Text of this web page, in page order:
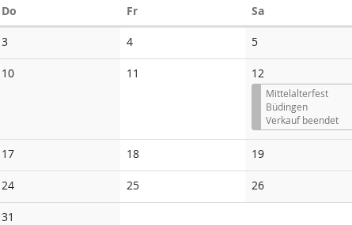
Do FrFreitag SaSamstag
3Keine
Veranstaltungen
4Keine
Veranstaltungen
5Keine
Veranstaltungen
10Keine
11 12
Mittelalterfest
Büdingen
Verkauf beendet
17Keine
Veranstaltungen
18Keine
Veranstaltungen
19Keine
Veranstaltungen
24Keine
Veranstaltungen
25Keine
Veranstaltungen
26Keine
Veranstaltungen
31